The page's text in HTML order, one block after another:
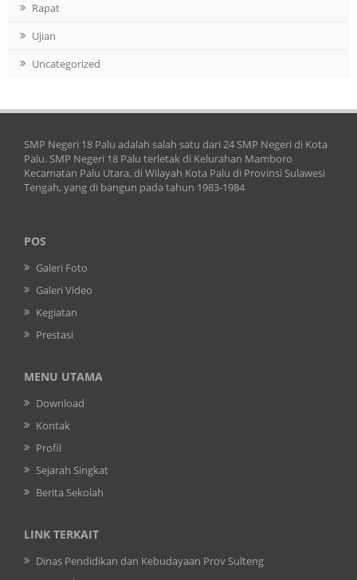
Rapat
Ujian
Uncategorized
SMP Negeri 18 Palu adalah salah satu dari 24 SMP Negeri di Kota
Palu. SMP Negeri 18 Palu terletak di Kelurahan Mamboro
Kecamatan Palu Utara, di Wilayah Kota Palu di Provinsi Sulawesi
Tengah, yang di bangun pada tahun 1983-1984
POS
Galeri Foto
Galeri Video
Kegiatan
Prestasi
MENU UTAMA
Download
Kontak
Profil
Sejarah Singkat
Berita Sekolah
LINK TERKAIT
Dinas Pendidikan dan Kebudayaan Prov Sulteng